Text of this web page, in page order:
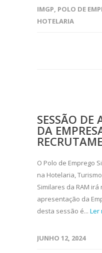
IMGP, POLO DE
HOTELARIA
SESSÃO DE
DA
O Polo de Emprego
na Hotelaria,
Similares da RAM
apresentação da
desta sessão é... Ler
JUNHO 12, 2024